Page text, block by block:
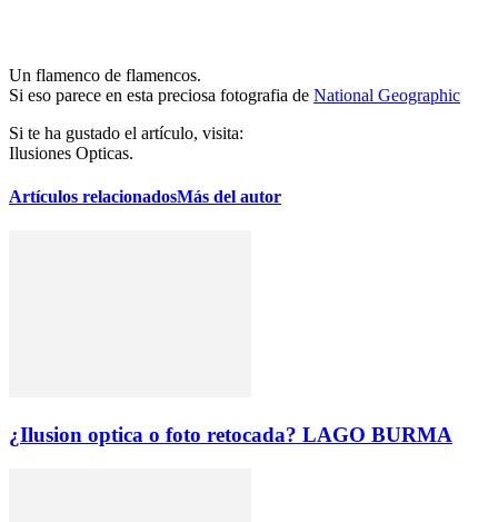
Un flamenco de flamencos.
Si eso parece en esta preciosa fotografia de National Geographic
Si te ha gustado el artículo, visita:
Ilusiones Opticas.
Artículos relacionadosMás del autor
¿Ilusion optica o foto retocada? LAGO BURMA